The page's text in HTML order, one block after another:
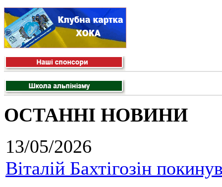
ОСТАННІ НОВИНИ
13/05/2026
Віталій Бахтігозін